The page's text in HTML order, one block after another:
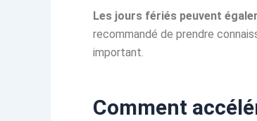
Les jours fériés peuvent
recommandé de prendre
important.
Comment